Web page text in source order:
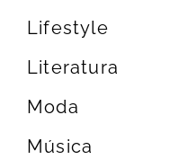
Lifestyle
Literatura
Moda
Música